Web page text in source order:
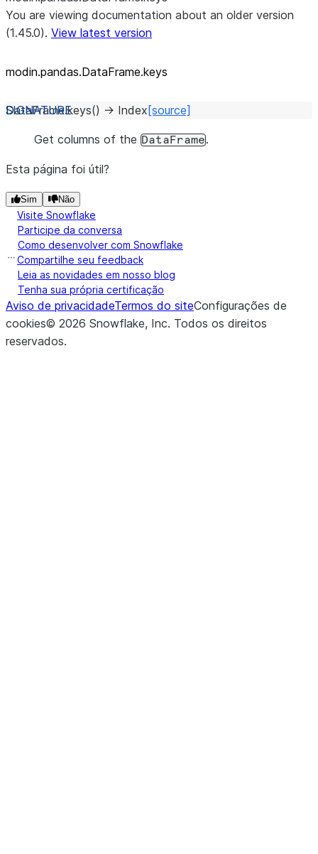
You are viewing documentation about an older version
(1.45.0). View latest version
modin.pandas.DataFrame.keys
DataFrame.keys() → Index [source]
Get columns of the DataFrame.
Esta página foi útil?
Sim Não
Visite Snowflake
Participe da conversa
Como desenvolver com Snowflake
Compartilhe seu feedback
Leia as novidades em nosso blog
Tenha sua própria certificação
Aviso de privacidadeTermos do siteConfigurações de
cookies© 2026 Snowflake, Inc. Todos os direitos
reservados.